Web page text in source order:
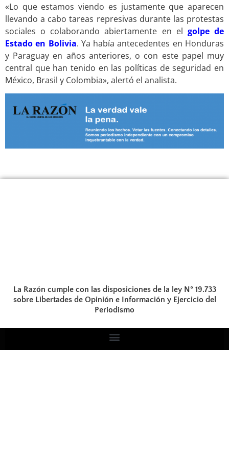
«Lo que estamos viendo es justamente que aparecen
llevando a cabo tareas represivas durante las protestas
sociales o colaborando abiertamente en el golpe de
Estado en Bolivia. Ya había antecedentes en Honduras
y Paraguay en años anteriores, o con este papel muy
central que han tenido en las políticas de seguridad en
México, Brasil y Colombia», alertó el analista.
La Razón cumple con las disposiciones de la ley N° 19.733
sobre Libertades de Opinión e Información y Ejercicio del
Periodismo